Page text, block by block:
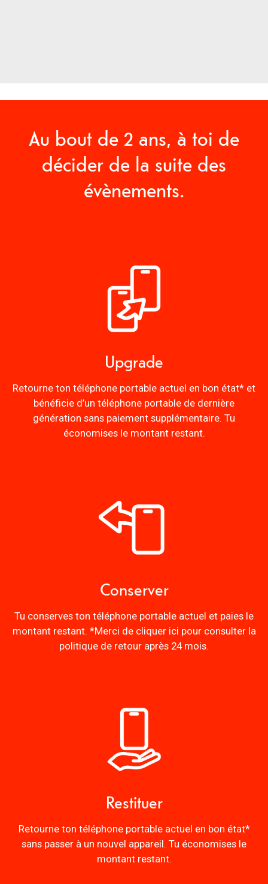
Au bout de 2 ans, à toi de
décider de la suite des
évènements.
Upgrade
Retourne ton téléphone portable actuel en bon état* et
bénéficie d’un téléphone portable de dernière
génération sans paiement supplémentaire. Tu
économises le montant restant.
Conserver
Tu conserves ton téléphone portable actuel et paies le
montant restant. *Merci de cliquer ici pour consulter la
politique de retour après 24 mois.
Restituer
Retourne ton téléphone portable actuel en bon état*
sans passer à un nouvel appareil. Tu économises le
montant restant.